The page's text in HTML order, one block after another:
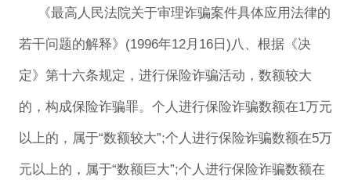
《最高人民法院关于审理诈骗案件具体应用法律的
若干问题的解释》(1996年12月16日)八、根据《决
定》第十六条规定，进行保险诈骗活动，数额较大
的，构成保险诈骗罪。个人进行保险诈骗数额在1万元
以上的，属于“数额较大”;个人进行保险诈骗数额在5万
元以上的，属于“数额巨大”;个人进行保险诈骗数额在